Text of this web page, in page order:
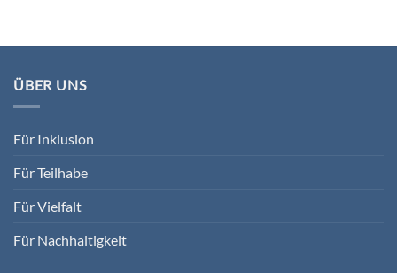
ÜBER UNS
Für Inklusion
Für Teilhabe
Für Vielfalt
Für Nachhaltigkeit